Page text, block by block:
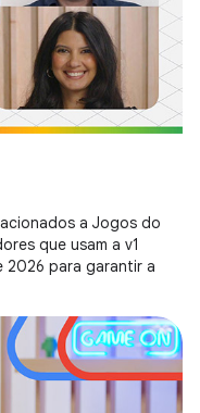
a Jogos do
que usam a v1
2026 para garantir a